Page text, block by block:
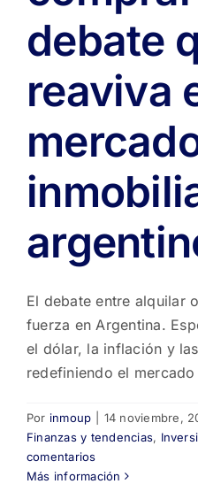
debate
reaviva
El debate entre alquilar
fuerza en Argentina.
el dólar, la inflación y
redefiniendo el
Por inmoup 14 noviembre,
Finanzas y tendencias,
comentarios
Más información